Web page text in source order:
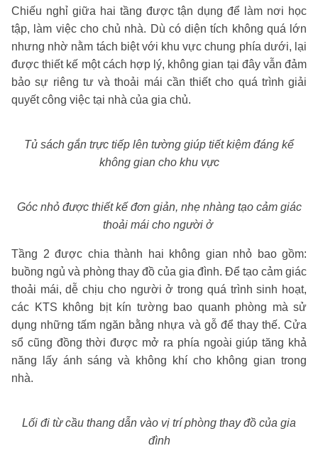
Chiếu nghỉ giữa hai tầng được tận dụng để làm nơi học
tập, làm việc cho chủ nhà. Dù có diện tích không quá lớn
nhưng nhờ nằm tách biệt với khu vực chung phía dưới, lại
được thiết kế một cách hợp lý, không gian tại đây vẫn đảm
bảo sự riêng tư và thoải mái cần thiết cho quá trình giải
quyết công việc tại nhà của gia chủ.
Tủ sách gắn trực tiếp lên tường giúp tiết kiệm đáng kể
không gian cho khu vực
Góc nhỏ được thiết kế đơn giản, nhẹ nhàng tạo cảm giác
thoải mái cho người ở
Tầng 2 được chia thành hai không gian nhỏ bao gồm:
buồng ngủ và phòng thay đồ của gia đình. Để tạo cảm giác
thoải mái, dễ chịu cho người ở trong quá trình sinh hoạt,
các KTS không bịt kín tường bao quanh phòng mà sử
dụng những tấm ngăn bằng nhựa và gỗ để thay thế. Cửa
sổ cũng đồng thời được mở ra phía ngoài giúp tăng khả
năng lấy ánh sáng và không khí cho không gian trong
nhà.
Lối đi từ cầu thang dẫn vào vị trí phòng thay đồ của gia
đình